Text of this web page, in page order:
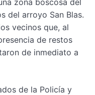
del arroyo San Blas.
vecinos que, al
de restos
de inmediato a
de la Policía y